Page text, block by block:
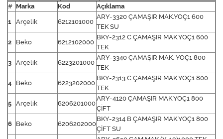
# Marka Kod Açıklama
1 Arçelik 6212101000
ARY-3320 ÇAMAŞIR MAK.YOÇ1 600
TEK SU
2 Beko 6212102000
BKY-2312 C ÇAMAŞIR MAK.YOÇ1 600
TEK
3 Arçelik 6223201000
ARY-3340 ÇAMAŞIR MAK. YOÇ1 800
TEK
4 Beko 6223202000
BKY-2313 C ÇAMAŞIR MAK.YOÇ1 800
TEK
5 Arçelik 6206201000
ARY-4120 ÇAMAŞIR MAK.YOÇ1 800
ÇİFT
6 Beko 6206202000
BKY-2314 B ÇAMAŞIR MAK.YOÇ1 800
ÇİFT SU